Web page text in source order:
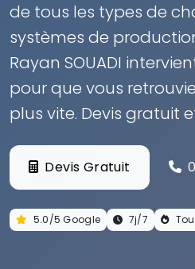
de tous les types de
systèmes de
Rayan SOUADI
pour que vous
plus vite. Devis gratuit
Devis Gratuit
5.0/5 Google 7j/7